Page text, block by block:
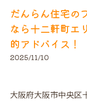
だんらん住宅の
なら十二軒町エ
的アドバイス！
2025/11/10
大阪府大阪市中央区